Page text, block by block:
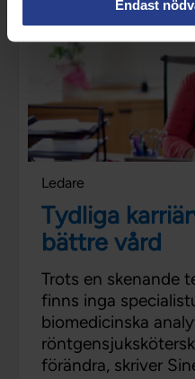
Endast
Ledare
Tydliga
bättre vård
Trots en skenande
finns inga
biomedicinska
förändra, skriver